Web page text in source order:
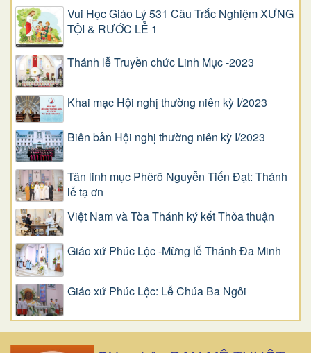
Vui Học Giáo Lý 531 Câu Trắc Nghiệm XƯNG
TỘI & RƯỚC LỄ 1
Thánh lễ Truyền chức Linh Mục -2023
Khai mạc Hội nghị thường niên kỳ I/2023
Biên bản Hội nghị thường niên kỳ I/2023
Tân linh mục Phêrô Nguyễn Tiến Đạt: Thánh
lễ tạ ơn
Việt Nam và Tòa Thánh ký kết Thỏa thuận
Giáo xứ Phúc Lộc -Mừng lễ Thánh Đa Minh
Giáo xứ Phúc Lộc: Lễ Chúa Ba Ngôi